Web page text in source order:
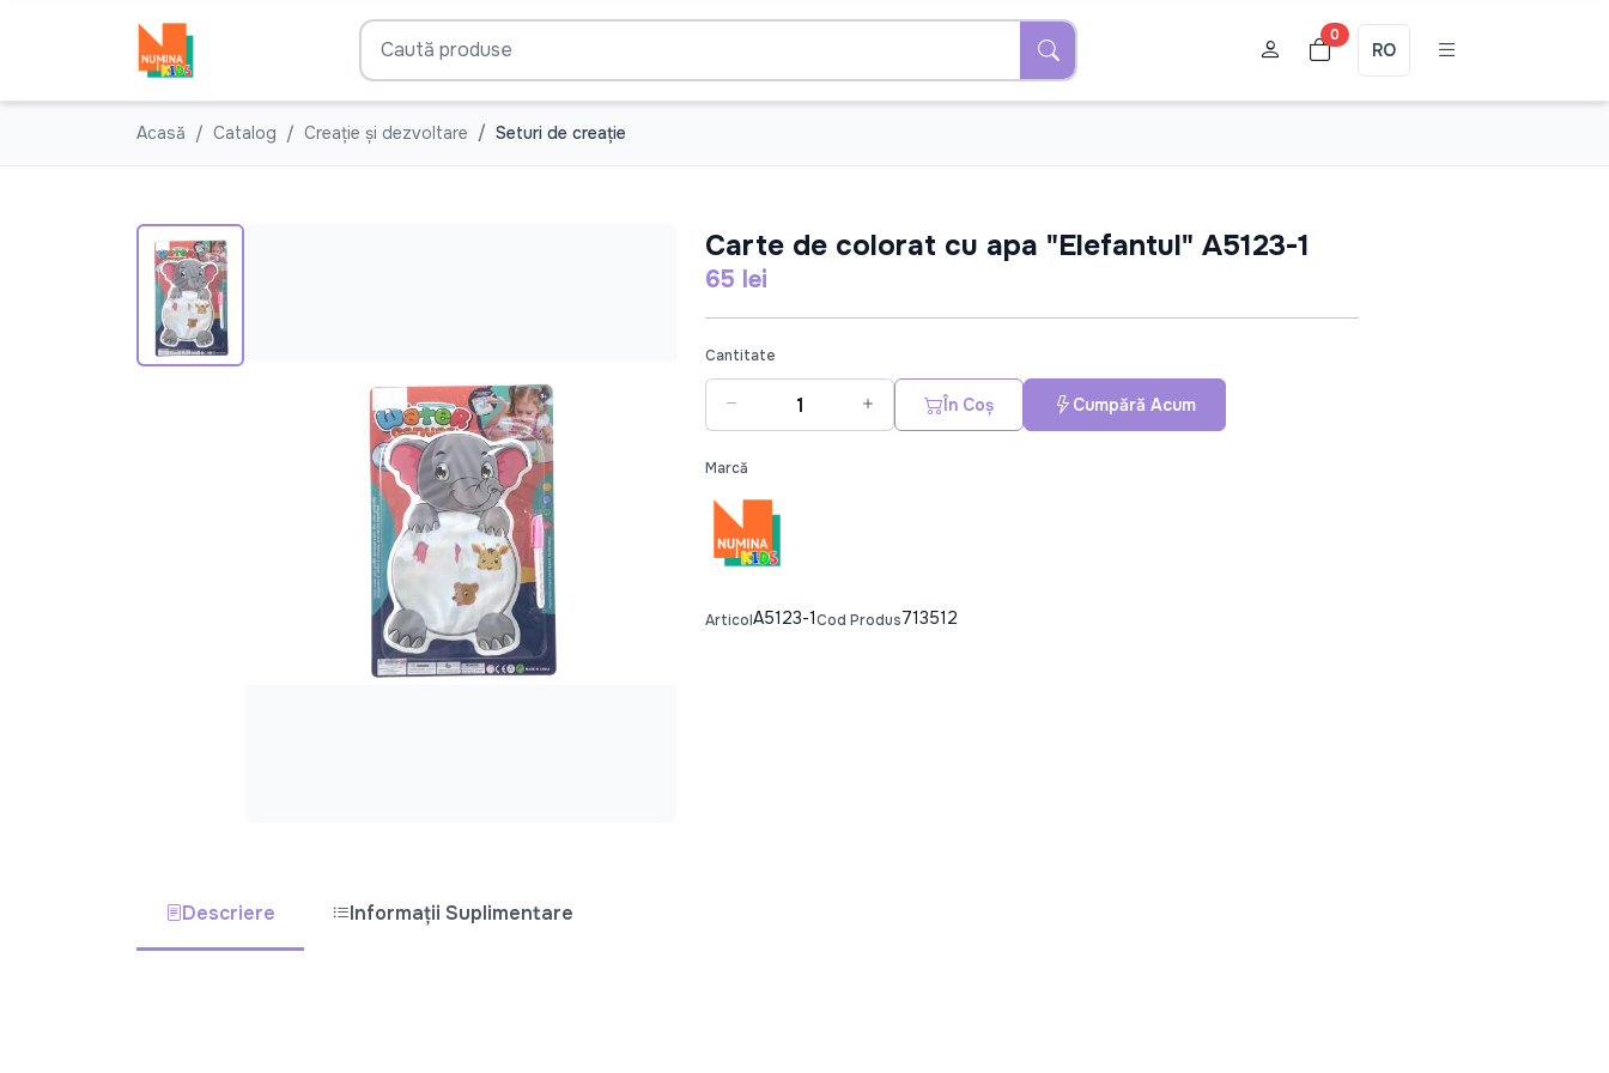
0
RO
Acasă Catalog Creație și dezvoltare Seturi de creație
Carte de colorat cu apa "Elefantul" A5123-1
65 lei
Cantitate
În Coș Cumpără Acum
Marcă
ArticolA5123-1Cod Produs713512
Descriere Informații Suplimentare